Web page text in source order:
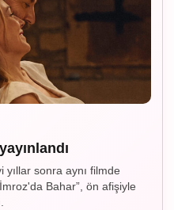
sonra aynı filmde
Bahar”, ön afişiyle